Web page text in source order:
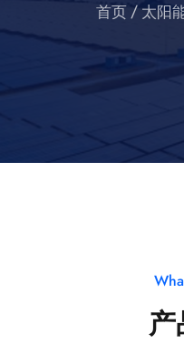
首页/太阳
产